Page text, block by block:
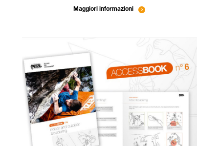
Maggiori informazioni